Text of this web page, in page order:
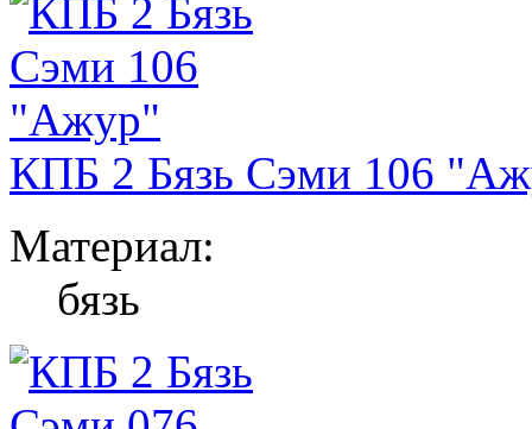
КПБ 2 Бязь Сэми 106
Материал:
бязь